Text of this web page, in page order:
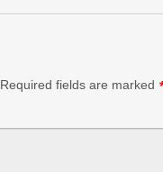
Required fields are marked